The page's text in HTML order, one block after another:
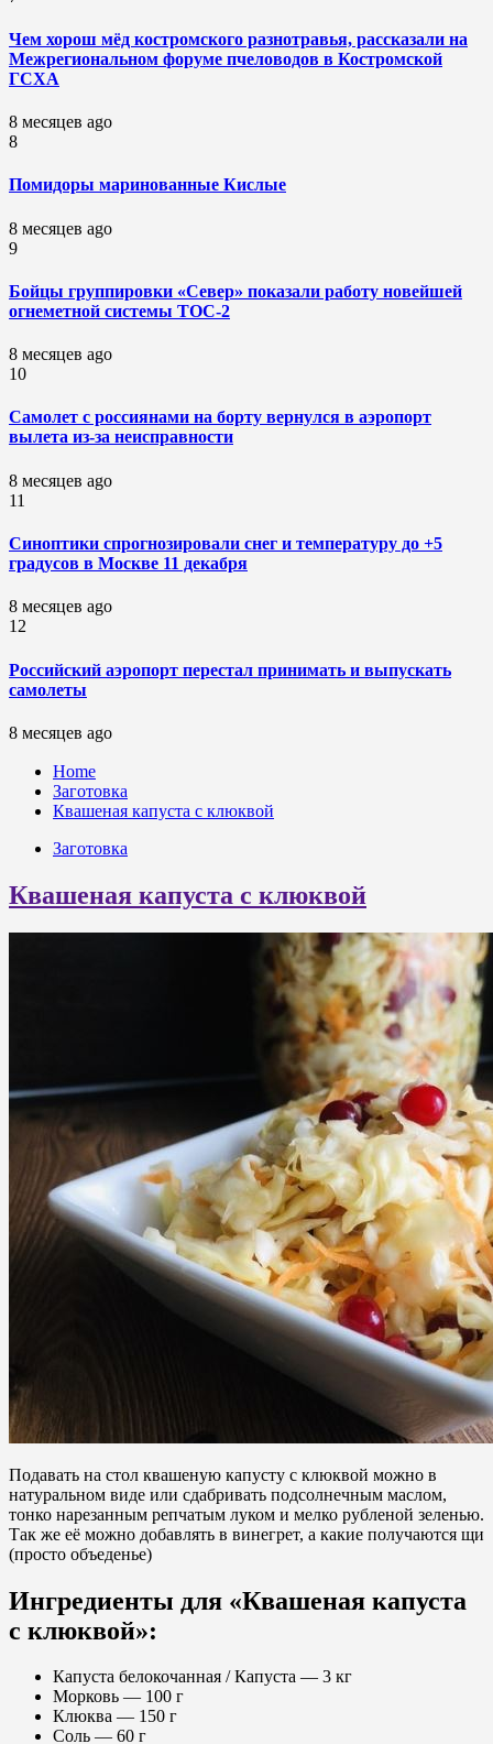
Чем хорош мёд костромского разнотравья, рассказали на
Межрегиональном форуме пчеловодов в Костромской
ГСХА
8 месяцев ago
8
Помидоры маринованные Кислые
8 месяцев ago
9
Бойцы группировки «Север» показали работу новейшей
огнеметной системы ТОС-2
8 месяцев ago
10
Самолет с россиянами на борту вернулся в аэропорт
вылета из-за неисправности
8 месяцев ago
11
Синоптики спрогнозировали снег и температуру до +5
градусов в Москве 11 декабря
8 месяцев ago
12
Российский аэропорт перестал принимать и выпускать
самолеты
8 месяцев ago
Home
Заготовка
Квашеная капуста с клюквой
Заготовка
Квашеная капуста с клюквой
Подавать на стол квашеную капусту с клюквой можно в
натуральном виде или сдабривать подсолнечным маслом,
тонко нарезанным репчатым луком и мелко рубленой зеленью.
Так же её можно добавлять в винегрет, а какие получаются щи
(просто объеденье)
Ингредиенты для «Квашеная капуста
с клюквой»:
Капуста белокочанная / Капустa — 3 кг
Морковь — 100 г
Клюква — 150 г
Соль — 60 г